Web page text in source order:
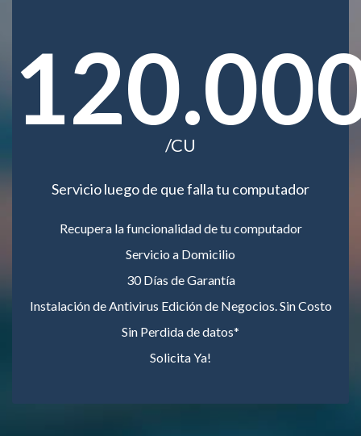
/CU
Servicio luego de que falla tu computador
Recupera la funcionalidad de tu computador
Servicio a Domicilio
30 Días de Garantía
Instalación de Antivirus Edición de Negocios. Sin Costo
Sin Perdida de datos*
Solicita Ya!